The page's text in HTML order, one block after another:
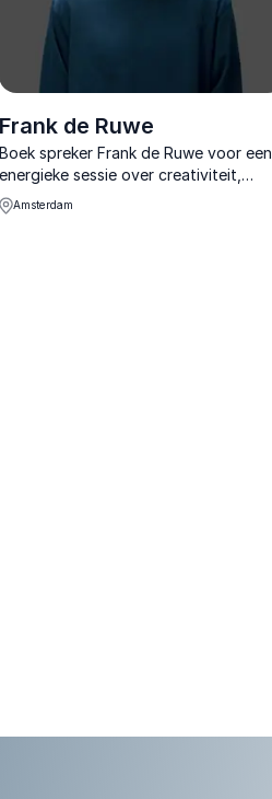
Frank de Ruwe
Boek spreker Frank de Ruwe voor een
energieke sessie over creativiteit,
humor en vernieuwing die teams direct
anders laat kijken en denken.
Amsterdam